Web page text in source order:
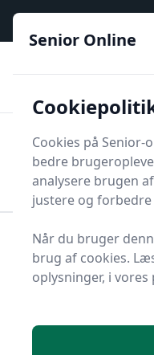
Søg
Forside Helse
Massagepude
Senior Online
Cookies på
bedre
analysere brugen
justere og
Når du bruger
brug af cookies.
oplysninger, i